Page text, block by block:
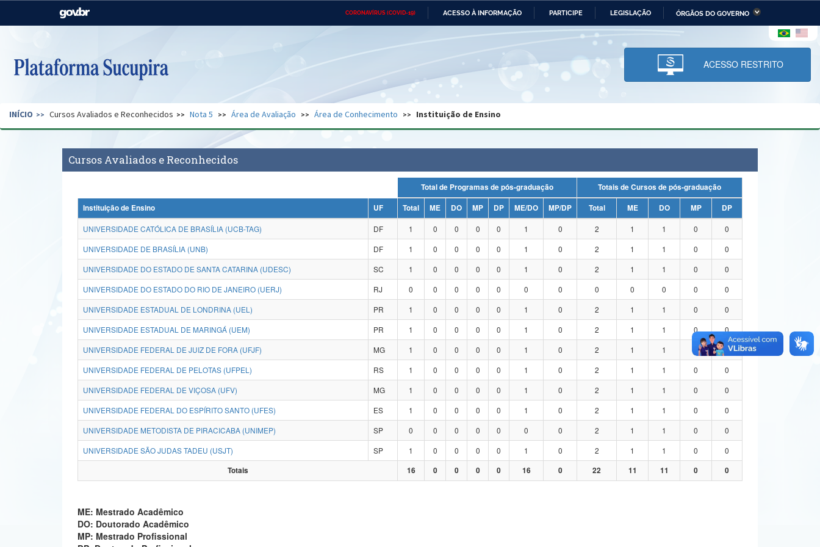
CORONAVÍRUS (COVID-19) ACESSO À INFORMAÇÃO PARTICIPE LEGISLAÇÃO ÓRGÃOS DO GOVERNO
Casa Civil Ministério das Relações Ministério da Economia Ministério da Infraestrutura
Pecuária e Abastecimento
Ministério da Ciência,
Tecnologia, Inovações e
Comunicações
Ministério do Desenvolvimento
Regional e dos Direitos Humanos
Secretaria de Governo Gabinete de Segurança Advocacia-Geral da União Banco Central do Brasil Planalto
ACESSO RESTRITO
INÍCIO Cursos Avaliados e Reconhecidos Nota 5 Área de Avaliação Área de Conhecimento Instituição de Ensino
Cursos Avaliados e Reconhecidos
Total de Programas de pós-graduação
Totais de Cursos de pós-graduação
Instituição de Ensino
UF Total ME DO MP DP ME/DO MP/DP Total ME DO MP
DP
UNIVERSIDADE CATÓLICA DE BRASÍLIA (UCB-TAG)
DF 1 0 0 0 0 1 0 2 1 1 0
0
UNIVERSIDADE DE BRASÍLIA (UNB)
DF 1 0 0 0 0 1 0 2 1 1 0
0
UNIVERSIDADE DO ESTADO DE SANTA CATARINA (UDESC)
SC 1 0 0 0 0 1 0 2 1 1 0
0
UNIVERSIDADE DO ESTADO DO RIO DE JANEIRO (UERJ)
RJ 0 0 0 0 0 0 0 0 0 0 0
0
UNIVERSIDADE ESTADUAL DE LONDRINA (UEL)
PR 1 0 0 0 0 1 0 2 1 1 0
0
UNIVERSIDADE ESTADUAL DE MARINGÁ (UEM)
PR 1 0 0 0 0 1 0 2 1 1 0
0
UNIVERSIDADE FEDERAL DE JUIZ DE FORA (UFJF)
MG 1 0 0 0 0 1 0 2 1 1
0
UNIVERSIDADE FEDERAL DE PELOTAS (UFPEL)
RS 1 0 0 0 0 1 0 2 1 1 0
0
UNIVERSIDADE FEDERAL DE VIÇOSA (UFV)
MG 1 0 0 0 0 1 0 2 1 1 0
0
UNIVERSIDADE FEDERAL DO ESPÍRITO SANTO (UFES)
ES 1 0 0 0 0 1 0 2 1 1 0
0
UNIVERSIDADE METODISTA DE PIRACICABA (UNIMEP)
SP 0 0 0 0 0 0 0 2 1 1 0
0
UNIVERSIDADE SÃO JUDAS TADEU (USJT)
SP 1 0 0 0 0 1 0 2 1 1 0
0
Totais
16 0 0 0 0 16 0 22 11 11 0 0
ME: Mestrado Acadêmico
DO: Doutorado Acadêmico
MP: Mestrado Profissional